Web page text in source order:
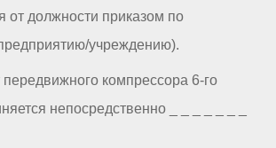
от должности приказом по
учреждению).
компрессора 6-го
непосредственно _ _ _ _ _ _ _